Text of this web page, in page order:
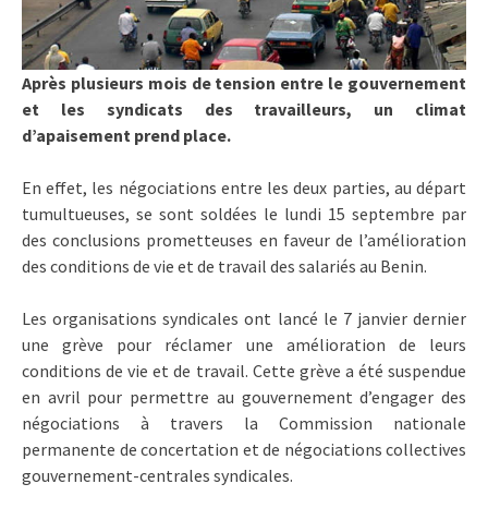
Après plusieurs mois de tension entre le gouvernement
et les syndicats des travailleurs, un climat
d’apaisement prend place.
En effet, les négociations entre les deux parties, au départ
tumultueuses, se sont soldées le lundi 15 septembre par
des conclusions prometteuses en faveur de l’amélioration
des conditions de vie et de travail des salariés au Benin.
Les organisations syndicales ont lancé le 7 janvier dernier
une grève pour réclamer une amélioration de leurs
conditions de vie et de travail. Cette grève a été suspendue
en avril pour permettre au gouvernement d’engager des
négociations à travers la Commission nationale
permanente de concertation et de négociations collectives
gouvernement-centrales syndicales.